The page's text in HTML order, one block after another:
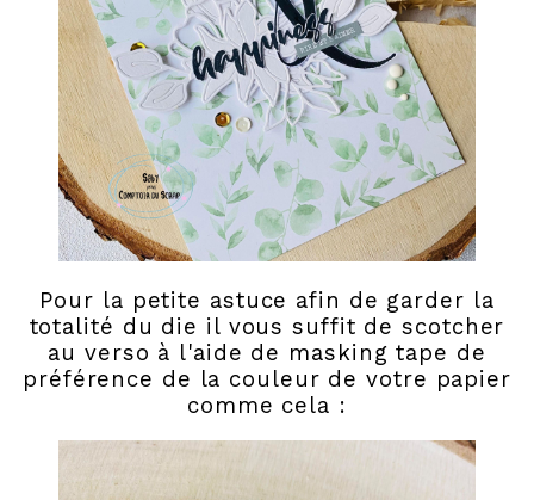
Pour la petite astuce afin de garder la
totalité du die il vous suffit de scotcher
au verso à l'aide de masking tape de
préférence de la couleur de votre papier
comme cela :